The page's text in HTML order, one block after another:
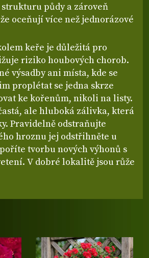
půdy a zároveň
oceňují více než jednorázové
keře je důležitá pro
riziko houbových chorob.
výsadby ani místa, kde se
proplétat se jedna skrze
ke kořenům, nikoli na listy.
ale hluboká zálivka, která
Pravidelně odstraňujte
hroznu jej odstřihněte u
tvorbu nových výhonů s
V dobré lokalitě jsou růže